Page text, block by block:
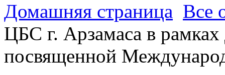
Домашняя страница Все
ЦБС г. Арзамаса в
посвященной